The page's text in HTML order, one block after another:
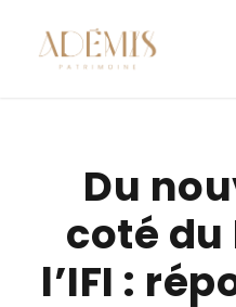
Du
coté du
l’IFI :